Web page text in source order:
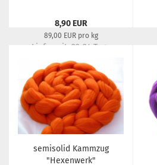
8,90 EUR
89,00 EUR pro kg
Lieferzeit: 22-24 Tage
semisolid Kammzug
"Hexenwerk"